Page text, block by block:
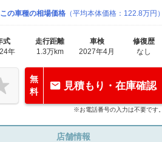
この車種の相場価格 （平均本体価格：122.8万円）
式
年
走行距離
1.3万km
車検
2027年4月
修復歴
なし
無
料
見積もり・在庫確認
※お電話番号の入力は不要です。
店舗情報